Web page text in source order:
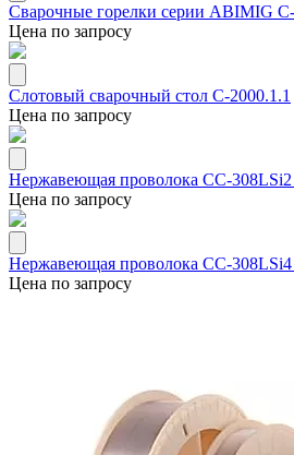
Сварочные горелки серии ABIMIG С-
Цена по запросу
Слотовый сварочный стол С-2000.1.1
Цена по запросу
Нержавеющая проволока СС-
Цена по запросу
Нержавеющая проволока СС-
Цена по запросу